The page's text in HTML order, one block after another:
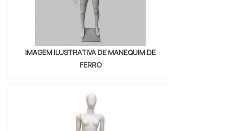
IMAGEM ILUSTRATIVA DE MANEQUIM DE
FERRO